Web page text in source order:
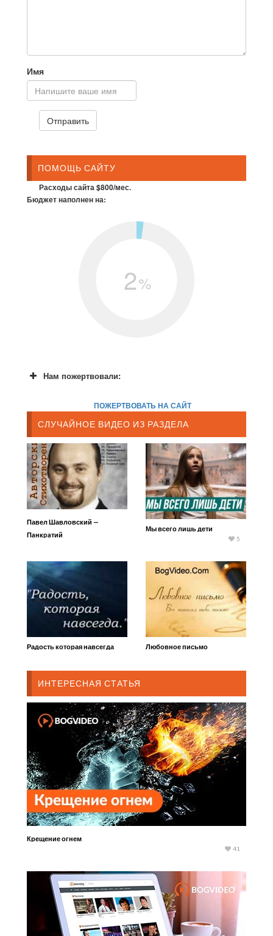
Имя
ПОМОЩЬ САЙТУ
Расходы сайта $800/мес.
Бюджет наполнен на:
2%
Нам пожертвовали:
ПОЖЕРТВОВАТЬ НА САЙТ
СЛУЧАЙНОЕ ВИДЕО ИЗ РАЗДЕЛА
Павел Шавловский —
Пaнкpaтий
Мы всего лишь дети
5
Радость которая навсегда Любовное письмо
ИНТЕРЕСНАЯ СТАТЬЯ
Крещение огнем
41